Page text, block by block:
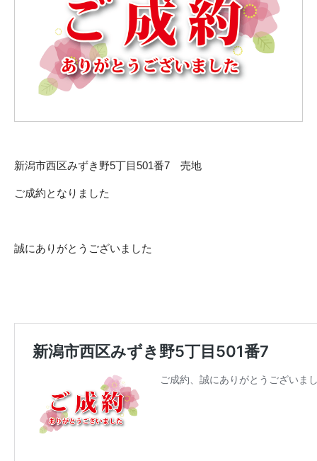
新潟市西区みずき野5丁目501番7 売地
ご成約となりました
誠にありがとうございました